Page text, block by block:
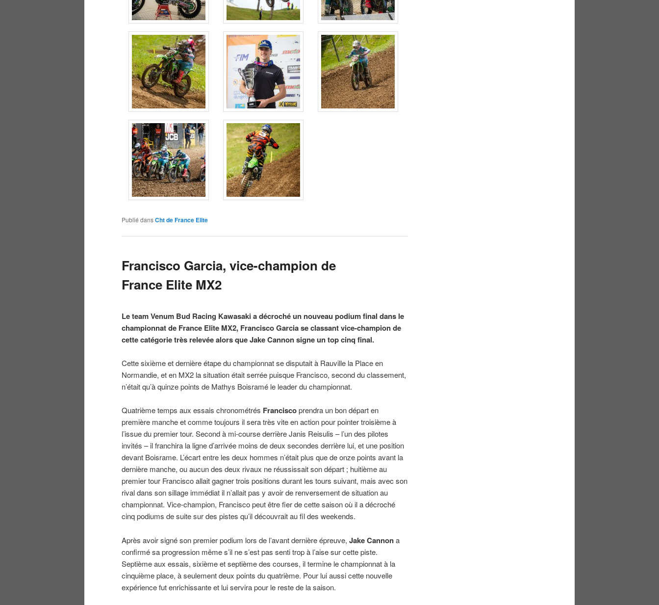
Publié dansCht de France Elite
Francisco Garcia, vice-champion de
France Elite MX2
Le team Venum Bud Racing Kawasaki a décroché un nouveau podium final dans le
championnat de France Elite MX2, Francisco Garcia se classant vice-champion de
cette catégorie très relevée alors que Jake Cannon signe un top cinq final.
Cette sixième et dernière étape du championnat se disputait à Rauville la Place en
Normandie, et en MX2 la situation était serrée puisque Francisco, second du classement,
n’était qu’à quinze points de Mathys Boisramé le leader du championnat.
Quatrième temps aux essais chronométrés Franciscoprendra un bon départ en
première manche et comme toujours il sera très vite en action pour pointer troisième à
l’issue du premier tour. Second à mi-course derrière Janis Reisulis – l’un des pilotes
invités – il franchira la ligne d’arrivée moins de deux secondes derrière lui, et une position
devant Boisrame. L’écart entre les deux hommes n’était plus que de onze points avant la
dernière manche, ou aucun des deux rivaux ne réussissait son départ ; huitième au
premier tour Francisco allait gagner trois positions durant les tours suivant, mais avec son
rival dans son sillage immédiat il n’allait pas y avoir de renversement de situation au
championnat. Vice-champion, Francisco peut être fier de cette saison où il a décroché
cinq podiums de suite sur des pistes qu’il découvrait au fil des weekends.
Après avoir signé son premier podium lors de l’avant dernière épreuve, Jake Cannona
confirmé sa progression même s’il ne s’est pas senti trop à l’aise sur cette piste.
Septième aux essais, sixième et septième des courses, il termine le championnat à la
cinquième place, à seulement deux points du quatrième. Pour lui aussi cette nouvelle
expérience fut enrichissante et lui servira pour le reste de la saison.